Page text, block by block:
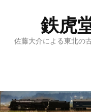
鉄虎
佐藤大介による東北の